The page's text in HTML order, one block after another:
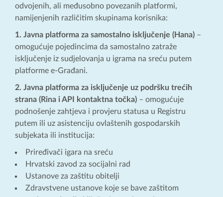
odvojenih, ali međusobno povezanih platformi,
namijenjenih različitim skupinama korisnika:
1. Javna platforma za samostalno isključenje (Hana) –
omogućuje pojedincima da samostalno zatraže
isključenje iz sudjelovanja u igrama na sreću putem
platforme e-Građani.
2. Javna platforma za isključenje uz podršku trećih
strana (Rina i API kontaktna točka) – omogućuje
podnošenje zahtjeva i provjeru statusa u Registru
putem ili uz asistenciju ovlaštenih gospodarskih
subjekata ili institucija:
Priređivači igara na sreću
Hrvatski zavod za socijalni rad
Ustanove za zaštitu obitelji
Zdravstvene ustanove koje se bave zaštitom